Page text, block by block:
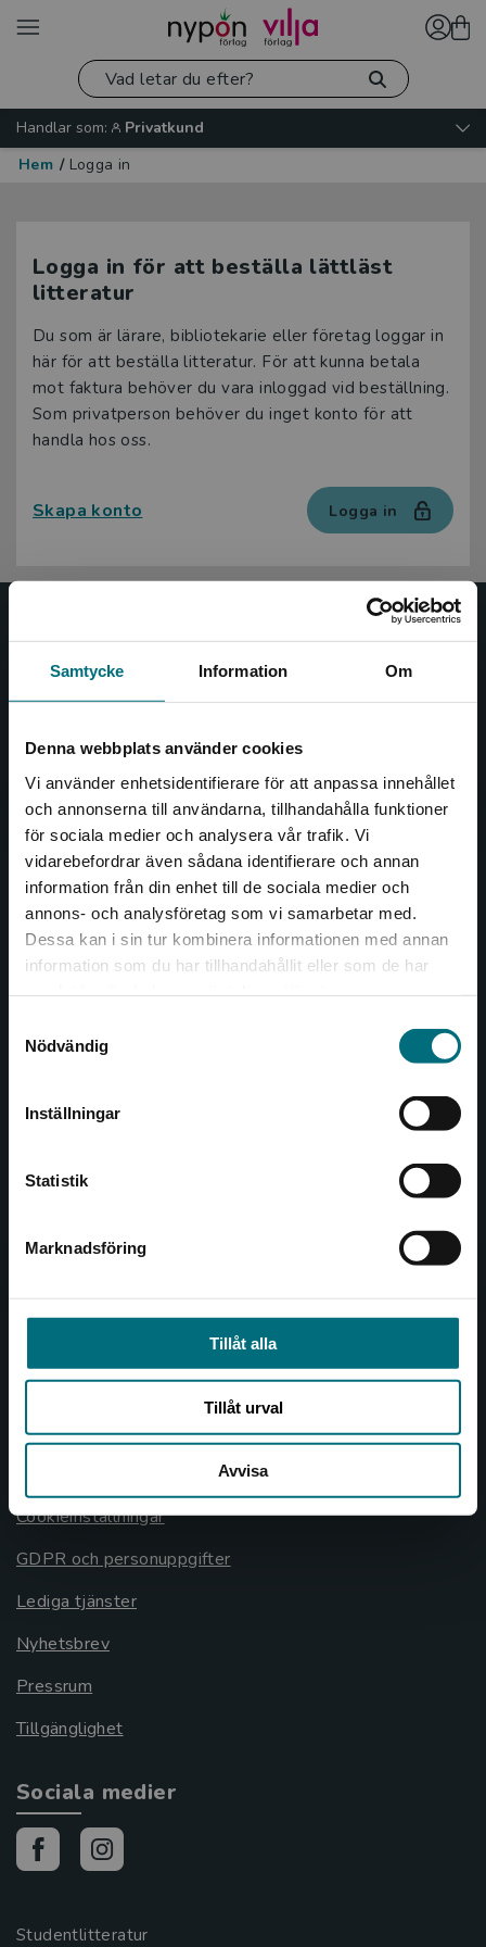
Samtycke Information Om
Denna webbplats använder cookies
Vi använder enhetsidentifierare för att anpassa innehållet
och annonserna till användarna, tillhandahålla funktioner
för sociala medier och analysera vår trafik. Vi
vidarebefordrar även sådana identifierare och annan
information från din enhet till de sociala medier och
annons- och analysföretag som vi samarbetar med.
Dessa kan i sin tur kombinera informationen med annan
information som du har tillhandahållit eller som de har
Nödvändig
Inställningar
Statistik
Marknadsföring
Tillåt alla
Tillåt urval
Avvisa
Begränsad fraktregion
Det verkar som att du besöker
Sverige. För att kunna slutföra ett köp måste
Handlar som:
Privatkund
Hem / Logga in
Logga in för att beställa lättläst
litteratur
Du som är lärare, bibliotekarie eller företag loggar in
här för att beställa litteratur. För att kunna betala
mot faktura behöver du vara inloggad vid beställning.
Som privatperson behöver du inget konto för att
handla hos oss.
Skapa konto Logga in
Nypon och Vilja
Nypon och Vilja förlag ger ut böcker som väcker läslust
såväl barn som vuxna.
Nypon och Vilja förlag är en del av Studentlitteratur.
Kontakta oss
Kontakta oss
046-31 20 00
Box 141
Besöksadress:
Åkergränden 1
Kontakta kundservice
Köpvillkor
Allmänna länkar
Om oss
Cookieinställningar
GDPR och personuppgifter
Lediga tjänster
Nyhetsbrev
Pressrum
Tillgänglighet
Sociala medier
Studentlitteratur